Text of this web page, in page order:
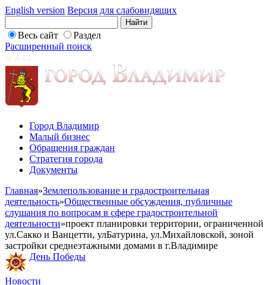
English version Версия для слабовидящих
Весь сайт
Раздел
Расширенный поиск
Город Владимир
Малый бизнес
Обращения граждан
Стратегия города
Документы
Главная»Землепользование и градостроительная
деятельность»Общественные обсуждения, публичные
слушания по вопросам в сфере градостроительной
деятельности»проект планировки территории, ограниченной
ул.Сакко и Ванцетти, улБатурина, ул.Михайловской, зоной
застройки среднеэтажными домами в г.Владимире
День Победы
Новости